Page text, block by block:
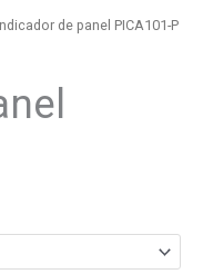
de panel PICA101-P